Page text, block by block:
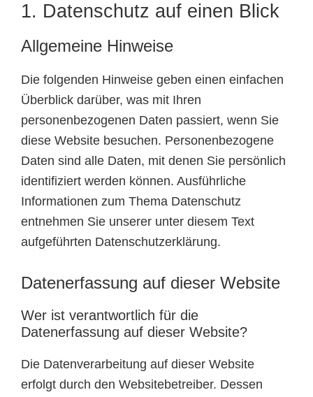
1. Datenschutz auf einen Blick
Allgemeine Hinweise
Die folgenden Hinweise geben einen einfachen
Überblick darüber, was mit Ihren
personenbezogenen Daten passiert, wenn Sie
diese Website besuchen. Personenbezogene
Daten sind alle Daten, mit denen Sie persönlich
identifiziert werden können. Ausführliche
Informationen zum Thema Datenschutz
entnehmen Sie unserer unter diesem Text
aufgeführten Datenschutzerklärung.
Datenerfassung auf dieser Website
Wer ist verantwortlich für die
Datenerfassung auf dieser Website?
Die Datenverarbeitung auf dieser Website
erfolgt durch den Websitebetreiber. Dessen